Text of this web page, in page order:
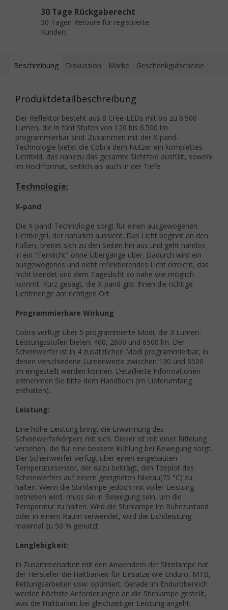
30 Tage Rückgaberecht
30 Tagen Retoure für registrierte
Kunden.
Beschreibung Diskussion Marke Geschenkgutscheine
Produktdetailbeschreibung
Der Reflektor besteht aus 8 Cree-LEDs mit bis zu 6.500
Lumen, die in fünf Stufen von 120 bis 6.500 lm
programmierbar sind. Zusammen mit der X-pand-
Technologie bietet die Cobra dem Nutzer ein komplettes
Lichtbild, das nahezu das gesamte Sichtfeld ausfüllt, sowohl
im Hochformat, seitlich als auch in der Tiefe.
Technologie:
X-pand
Die X-pand-Technologie sorgt für einen ausgewogenen
Lichtkegel, der natürlich aussieht. Das Licht beginnt an den
Füßen, breitet sich zu den Seiten hin aus und geht nahtlos
in ein "Fernlicht" ohne Übergänge über. Dadurch wird ein
ausgewogenes und nicht reflektierendes Licht erreicht, das
nicht blendet und dem Tageslicht so nahe wie möglich
kommt. Kurz gesagt, die X-pand gibt Ihnen die richtige
Lichtmenge am richtigen Ort.
Programmierbare Wirkung
Cobra verfügt über 5 programmierte Modi, die 3 Lumen-
Leistungsstufen bieten: 400, 2600 und 6500 lm. Der
Scheinwerfer ist in 4 zusätzlichen Modi programmierbar, in
denen verschiedene Lumenwerte zwischen 130 und 6500
lm eingestellt werden können. Detaillierte Informationen
entnehmen Sie bitte dem Handbuch (im Lieferumfang
enthalten).
Leistung:
Eine hohe Leistung bringt die Erwärmung des
Scheinwerferkörpers mit sich. Dieser ist mit einer Riffelung
versehen, die für eine bessere Kühlung bei Bewegung sorgt.
Der Scheinwerfer verfügt über einen eingebauten
Temperatursensor, der dazu beiträgt, den Tzeplot des
Scheinwerfers auf einem geeigneten Niveau(75 °C) zu
halten. Wenn die Stirnlampe jedoch mit voller Leistung
betrieben wird, muss sie in Bewegung sein, um die
Temperatur zu halten. Wird die Stirnlampe im Ruhezustand
oder in einem Raum verwendet, wird die Lichtleistung
maximal zu 50 % genutzt.
Langlebigkeit:
In Zusammenarbeit mit den Anwendern der Stirnlampe hat
der Hersteller die Haltbarkeit für Einsätze wie Enduro, MTB,
Rettungsarbeiten usw. optimiert. Gerade im Endurobereich
werden höchste Anforderungen an die Stirnlampe gestellt,
was die Haltbarkeit bei gleichzeitiger Leistung angeht.